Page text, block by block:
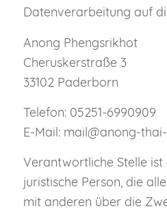
Datenverarbeitung auf
Anong Phengsrikhot
Cheruskerstraße 3
33102 Paderborn
Telefon: 05251-6990909
E-Mail: mail@anong-
Verantwortliche Stelle
juristische Person, die
mit anderen über die